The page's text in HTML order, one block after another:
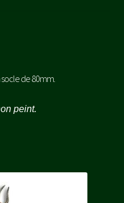
de 80mm.
peint.